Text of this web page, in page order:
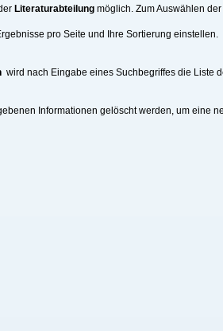
Literaturabteilung möglich. Zum Auswählen
pro Seite und Ihre Sortierung einstellen.
wird nach Eingabe eines Suchbegriffes die Liste
Informationen gelöscht werden, um eine